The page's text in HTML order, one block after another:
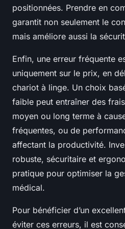
positionnées. Prendre en
garantit non seulement le
mais améliore aussi la
Enfin, une erreur fréquente
uniquement sur le prix, en
chariot à linge. Un choix
faible peut entraîner des
moyen ou long terme à
fréquentes, ou de
affectant la productivité.
robuste, sécuritaire et
pratique pour optimiser la
médical.
Pour bénéficier d’un
éviter ces erreurs, il est